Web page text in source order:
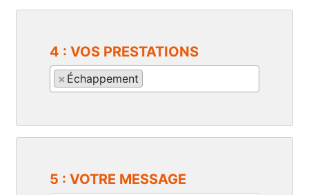
4 : VOS PRESTATIONS
× Échappement
5 : VOTRE MESSAGE